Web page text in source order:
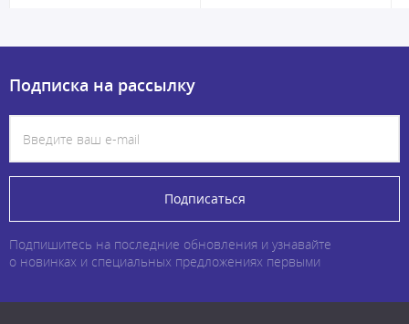
Подписка на рассылку
Подписаться
Подпишитесь на последние обновления и узнавайте
о новинках и специальных предложениях первыми